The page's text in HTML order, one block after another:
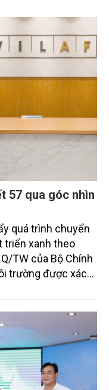
57 qua góc nhìn
quá trình chuyển
triển xanh theo
TW của Bộ Chính
trường được xác
cam kết bền vững
phát thải ròng